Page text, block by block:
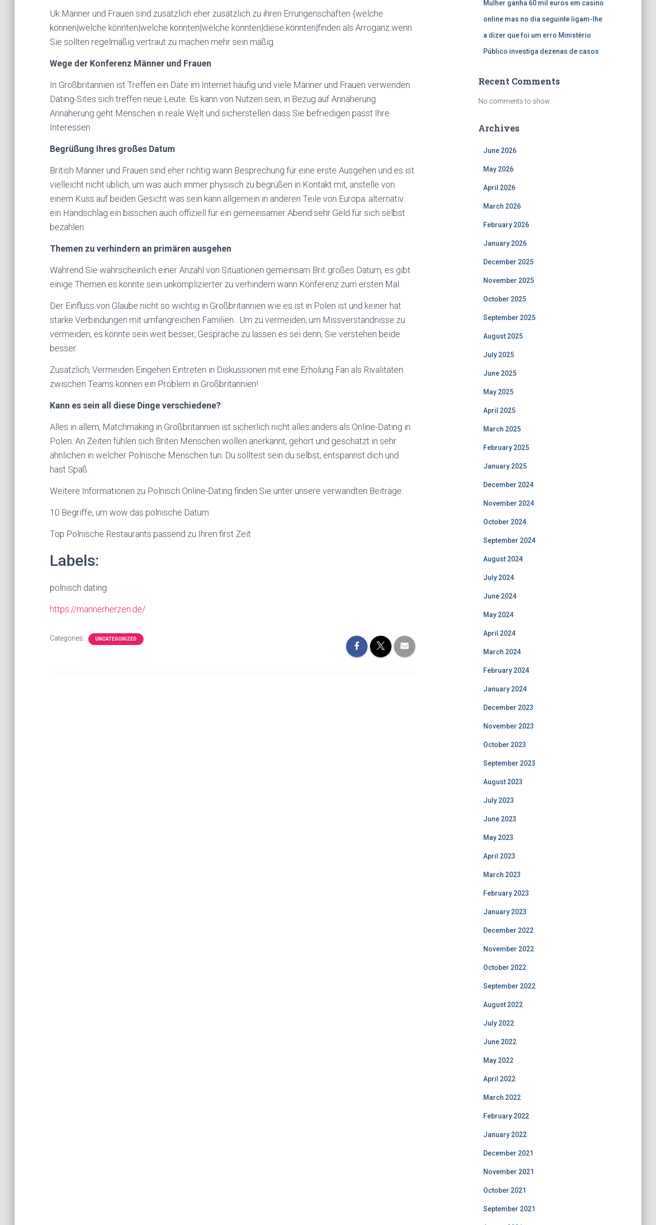
Uk Männer und Frauen sind zusätzlich eher zusätzlich zu ihren Errungenschaften {welche
können|welche könnten|welche könnten|welche könnten|diese könnten|finden als Arroganz wenn
Sie sollten regelmäßig vertraut zu machen mehr sein mäßig.
Wege der Konferenz Männer und Frauen
In Großbritannien ist Treffen ein Date im Internet häufig und viele Männer und Frauen verwenden
Dating-Sites sich treffen neue Leute. Es kann von Nutzen sein, in Bezug auf Annäherung
Annäherung geht Menschen in reale Welt und sicherstellen dass Sie befriedigen passt Ihre
Interessen.
Begrüßung Ihres großes Datum
British Männer und Frauen sind eher richtig wann Besprechung für eine erste Ausgehen und es ist
vielleicht nicht üblich, um was auch immer physisch zu begrüßen in Kontakt mit, anstelle von
einem Kuss auf beiden Gesicht was sein kann allgemein in anderen Teile von Europa. alternativ
ein Handschlag ein bisschen auch offiziell für ein gemeinsamer Abend sehr Geld für sich selbst
bezahlen.
Themen zu verhindern an primären ausgehen
Während Sie wahrscheinlich einer Anzahl von Situationen gemeinsam Brit großes Datum, es gibt
einige Themen es könnte sein unkomplizierter zu verhindern wann Konferenz zum ersten Mal.
Der Einfluss von Glaube nicht so wichtig in Großbritannien wie es ist in Polen ist und keiner hat
starke Verbindungen mit umfangreichen Familien . Um zu vermeiden, um Missverständnisse zu
vermeiden, es könnte sein weit besser, Gespräche zu lassen es sei denn, Sie verstehen beide
besser.
Zusätzlich, Vermeiden Eingehen Eintreten in Diskussionen mit eine Erholung Fan als Rivalitäten
zwischen Teams können ein Problem in Großbritannien!
Kann es sein all diese Dinge verschiedene?
Alles in allem, Matchmaking in Großbritannien ist sicherlich nicht alles anders als Online-Dating in
Polen. An Zeiten fühlen sich Briten Menschen wollen anerkannt, gehört und geschätzt in sehr
ähnlichen in welcher Polnische Menschen tun. Du solltest sein du selbst, entspannst dich und
hast Spaß.
Weitere Informationen zu Polnisch Online-Dating finden Sie unter unsere verwandten Beiträge:
10 Begriffe, um wow das polnische Datum
Top Polnische Restaurants passend zu Ihren first Zeit
Labels:
polnisch dating
https://mannerherzen.de/
Categories: UNCATEGORIZED
Mulher ganha 60 mil euros em casino
online mas no dia seguinte ligam-lhe
a dizer que foi um erro Ministério
Público investiga dezenas de casos
Recent Comments
No comments to show.
Archives
June 2026
May 2026
April 2026
March 2026
February 2026
January 2026
December 2025
November 2025
October 2025
September 2025
August 2025
July 2025
June 2025
May 2025
April 2025
March 2025
February 2025
January 2025
December 2024
November 2024
October 2024
September 2024
August 2024
July 2024
June 2024
May 2024
April 2024
March 2024
February 2024
January 2024
December 2023
November 2023
October 2023
September 2023
August 2023
July 2023
June 2023
May 2023
April 2023
March 2023
February 2023
January 2023
December 2022
November 2022
October 2022
September 2022
August 2022
July 2022
June 2022
May 2022
April 2022
March 2022
February 2022
January 2022
December 2021
November 2021
October 2021
September 2021